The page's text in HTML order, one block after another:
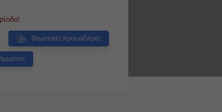
και στα Παράλια της Τουρκίας
Θεματικές Κρουαζιέρες